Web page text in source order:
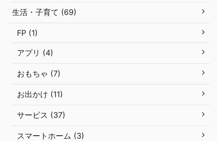
生活・子育て (69)
FP (1)
アプリ (4)
おもちゃ (7)
お出かけ (11)
サービス (37)
スマートホーム (3)